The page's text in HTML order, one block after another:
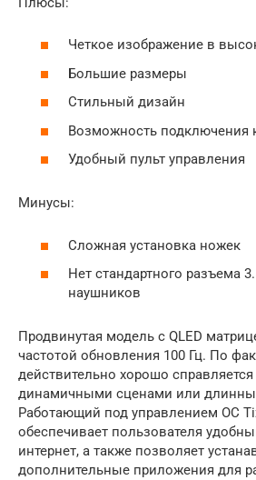
Четкое изображение в
Большие размеры
Стильный дизайн
Возможность подключения
Удобный пульт управления
Минусы:
Сложная установка ножек
Нет стандартного разъема
наушников
Продвинутая модель с QLED
частотой обновления 100 Гц. По
действительно хорошо
динамичными сценами или
Работающий под управлением ОС
обеспечивает пользователя
интернет, а также позволяет
дополнительные приложения для